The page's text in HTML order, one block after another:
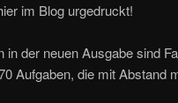
im Blog urgedruckt!
in der neuen Ausgabe sind
Aufgaben, die mit Abstand